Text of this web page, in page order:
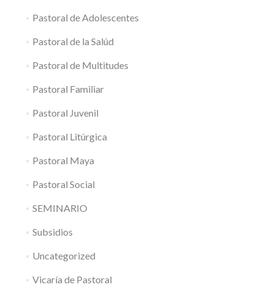
Pastoral de Adolescentes
Pastoral de la Salúd
Pastoral de Multitudes
Pastoral Familiar
Pastoral Juvenil
Pastoral Litúrgica
Pastoral Maya
Pastoral Social
SEMINARIO
Subsidios
Uncategorized
Vicaría de Pastoral